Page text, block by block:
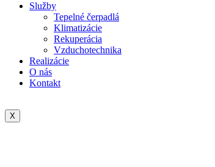
Služby
Tepelné čerpadlá
Klimatizácie
Rekuperácia
Vzduchotechnika
Realizácie
O nás
Kontakt
X